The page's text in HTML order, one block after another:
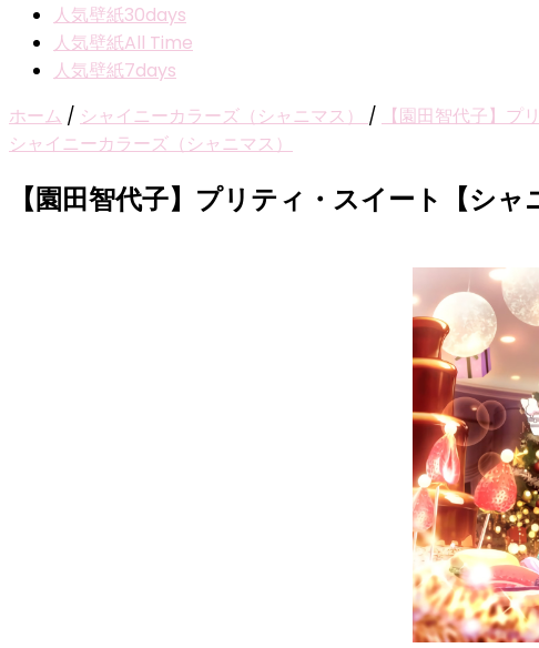
人気壁紙30days
人気壁紙All Time
人気壁紙7days
ホーム / シャイニーカラーズ（シャニマス） /
【園田智代子】プ
シャイニーカラーズ（シャニマス）
【園田智代子】プリティ・スイート【シャ